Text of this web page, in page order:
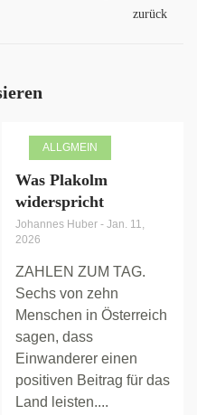
zurück
ALLGMEIN
Was Plakolm
widerspricht
Johannes Huber - Jan. 11,
2026
ZAHLEN ZUM TAG.
Sechs von zehn
Menschen in Österreich
sagen, dass
Einwanderer einen
positiven Beitrag für das
Land leisten....